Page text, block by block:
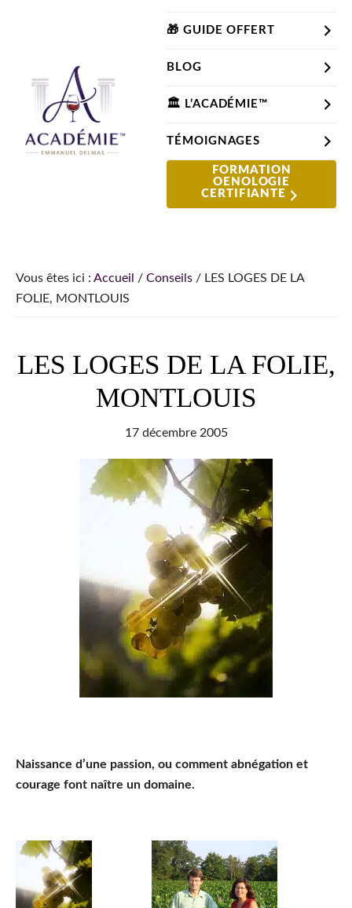
principale
comprendre
le
2005
🎁 GUIDE OFFERT
BLOG
🏛️ L’ACADÉMIE™
TÉMOIGNAGES
FORMATION
OENOLOGIE
CERTIFIANTE
Vous êtes ici : Accueil / Conseils / LES LOGES DE LA
FOLIE, MONTLOUIS
LES LOGES DE LA FOLIE,
MONTLOUIS
17 décembre 2005
Naissance d’une passion, ou comment abnégation et
courage font naître un domaine.